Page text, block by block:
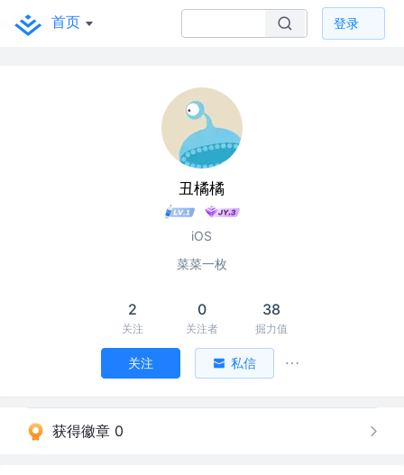
首页 登录
丑橘橘
iOS
菜菜一枚
2
关注
0
关注者
38
掘力值
关注 私信
获得徽章 0